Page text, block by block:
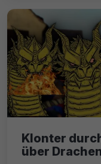
Klonter
über